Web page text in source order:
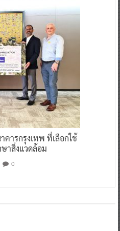
ารกรุงเทพ ที่เลือกใช้
าสิ่งแวดล้อม
0